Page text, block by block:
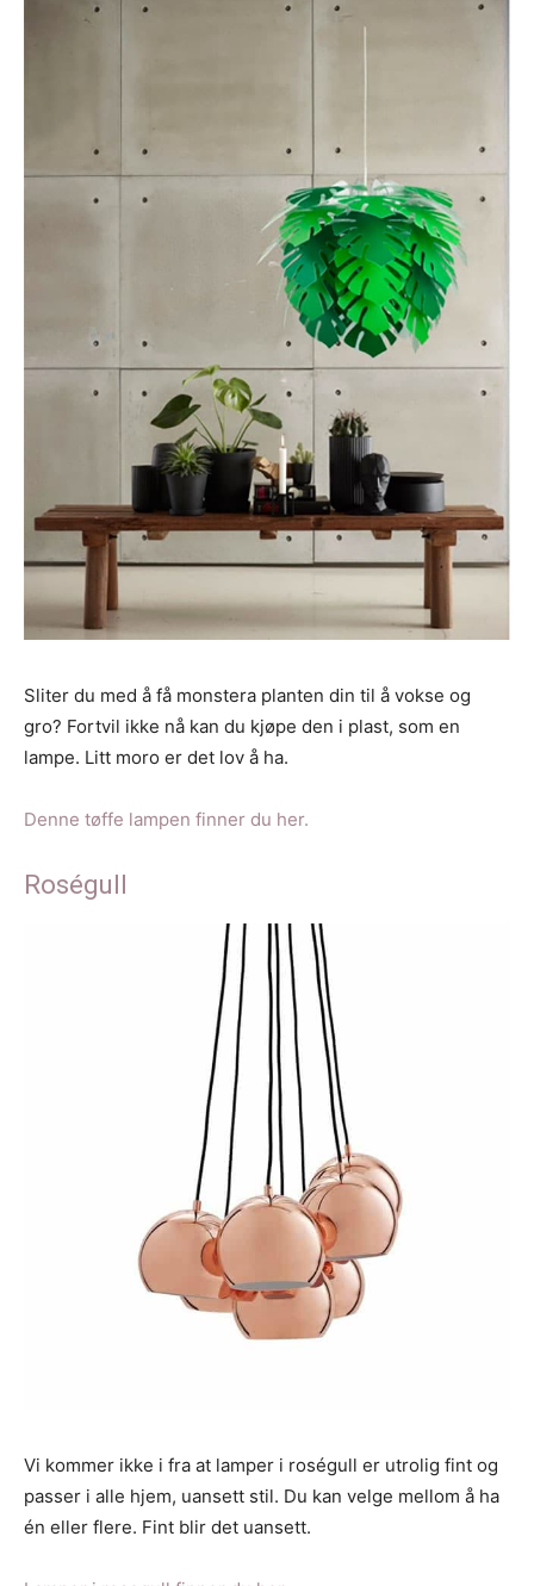
Sliter du med å få monstera planten din til å vokse og
gro? Fortvil ikke nå kan du kjøpe den i plast, som en
lampe. Litt moro er det lov å ha.
Denne tøffe lampen finner du her.
Roségull
Vi kommer ikke i fra at lamper i roségull er utrolig fint og
passer i alle hjem, uansett stil. Du kan velge mellom å ha
én eller flere. Fint blir det uansett.